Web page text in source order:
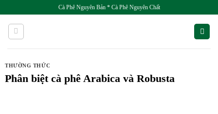
content
Cà Phê Nguyên Bản * Cà Phê Nguyên Chất
THƯỜNG THỨC
Phân biệt cà phê Arabica và Robusta